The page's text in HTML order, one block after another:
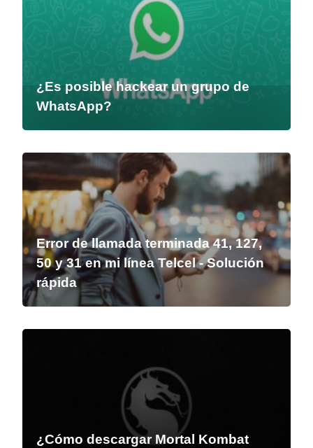
¿Es posible hackear un grupo de
WhatsApp?
Error de llamada terminada 41, 127,
50 y 31 en mi línea Telcel - Solución
rápida
¿Cómo descargar Mortal Kombat